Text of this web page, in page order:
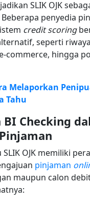
SLIK OJK
penyedia
credit scoring
seperti
commerce, hingga
Melaporkan
Tahu
Checking
SLIK OJK memiliki
pinjaman
maupun calon